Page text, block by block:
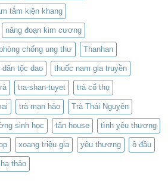
tắm kiện khang
năng đoạn kim cương
phòng chống ung thư Thanhan
dân tộc dao thuốc nam gia truyền
tra-shan-tuyet trà cổ thụ
trà mạn hảo Trà Thái Nguyên
sinh học tân house tình yêu thương
xoang triệu gia yêu thương ô đầu
thảo